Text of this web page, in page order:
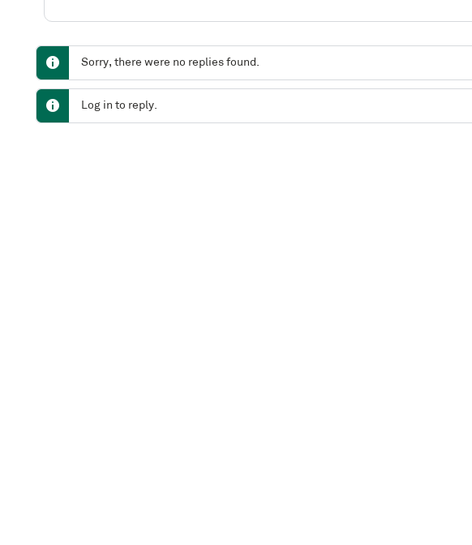
Sorry, there were no replies found.
Log in to reply.